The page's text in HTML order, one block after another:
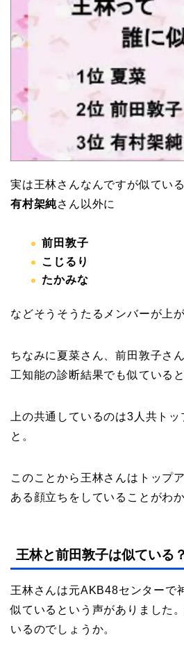
実は王林さんなんですが似てい
有村架純さん以外に
前田敦子
こじるり
たかみな
などそうそうたるメンバーが上
ちなみに夏菜さん、前田敦子さ
工知能の診断結果でも似ている
上の共通しているのは3人共ト
と。
このことから王林さんはトップ
ある顔立ちをしていることがわか
王林と前田敦子は似ている？
王林さんは元AKB48センターで
似ているという声がありました
いるのでしょうか。